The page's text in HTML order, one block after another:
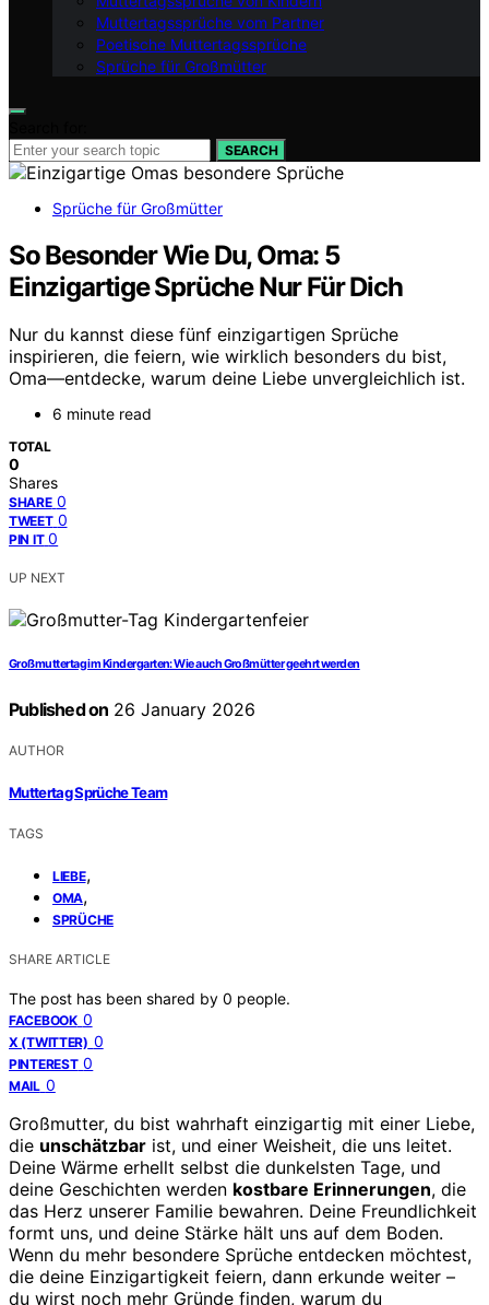
Muttertagssprüche vom Partner
Poetische Muttertagssprüche
Sprüche für Großmütter
SEARCH
Sprüche für Großmütter
So Besonder Wie Du, Oma: 5
Einzigartige Sprüche Nur Für Dich
Nur du kannst diese fünf einzigartigen Sprüche
inspirieren, die feiern, wie wirklich besonders du bist,
Oma—entdecke, warum deine Liebe unvergleichlich ist.
6 minute read
TOTAL
0
Shares
SHARE 0
TWEET 0
PIN IT 0
UP NEXT
Großmuttertag im Kindergarten: Wie auch Großmütter geehrt werden
Published on 26 January 2026
AUTHOR
Muttertag Sprüche Team
TAGS
LIEBE,
OMA,
SPRÜCHE
SHARE ARTICLE
The post has been shared by 0 people.
FACEBOOK 0
X (TWITTER) 0
PINTEREST 0
MAIL 0
Großmutter, du bist wahrhaft einzigartig mit einer Liebe,
die unschätzbar ist, und einer Weisheit, die uns leitet.
Deine Wärme erhellt selbst die dunkelsten Tage, und
deine Geschichten werden kostbare Erinnerungen, die
das Herz unserer Familie bewahren. Deine Freundlichkeit
formt uns, und deine Stärke hält uns auf dem Boden.
Wenn du mehr besondere Sprüche entdecken möchtest,
die deine Einzigartigkeit feiern, dann erkunde weiter –
du wirst noch mehr Gründe finden, warum du